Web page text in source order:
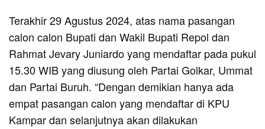
Terakhir 29 Agustus 2024, atas nama pasangan
calon calon Bupati dan Wakil Bupati Repol dan
Rahmat Jevary Juniardo yang mendaftar pada pukul
15.30 WIB yang diusung oleh Partai Golkar, Ummat
dan Partai Buruh. “Dengan demikian hanya ada
empat pasangan calon yang mendaftar di KPU
Kampar dan selanjutnya akan dilakukan